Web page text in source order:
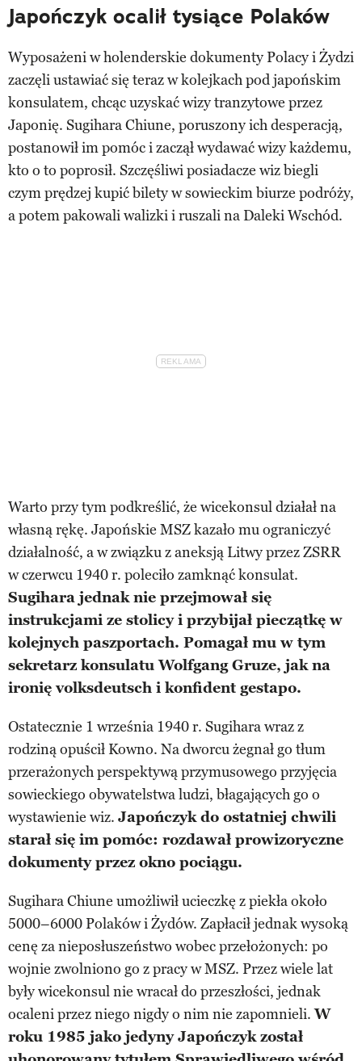
Japończyk ocalił tysiące Polaków
Wyposażeni w holenderskie dokumenty Polacy i Żydzi
zaczęli ustawiać się teraz w kolejkach pod japońskim
konsulatem, chcąc uzyskać wizy tranzytowe przez
Japonię. Sugihara Chiune, poruszony ich desperacją,
postanowił im pomóc i zaczął wydawać wizy każdemu,
kto o to poprosił. Szczęśliwi posiadacze wiz biegli
czym prędzej kupić bilety w sowieckim biurze podróży,
a potem pakowali walizki i ruszali na Daleki Wschód.
Warto przy tym podkreślić, że wicekonsul działał na
własną rękę. Japońskie MSZ kazało mu ograniczyć
działalność, a w związku z aneksją Litwy przez ZSRR
w czerwcu 1940 r. poleciło zamknąć konsulat.
Sugihara jednak nie przejmował się
instrukcjami ze stolicy i przybijał pieczątkę w
kolejnych paszportach. Pomagał mu w tym
sekretarz konsulatu Wolfgang Gruze, jak na
ironię volksdeutsch i konfident gestapo.
Ostatecznie 1 września 1940 r. Sugihara wraz z
rodziną opuścił Kowno. Na dworcu żegnał go tłum
przerażonych perspektywą przymusowego przyjęcia
sowieckiego obywatelstwa ludzi, błagających go o
wystawienie wiz. Japończyk do ostatniej chwili
starał się im pomóc: rozdawał prowizoryczne
dokumenty przez okno pociągu.
Sugihara Chiune umożliwił ucieczkę z piekła około
5000–6000 Polaków i Żydów. Zapłacił jednak wysoką
cenę za nieposłuszeństwo wobec przełożonych: po
wojnie zwolniono go z pracy w MSZ. Przez wiele lat
były wicekonsul nie wracał do przeszłości, jednak
ocaleni przez niego nigdy o nim nie zapomnieli.W
roku 1985 jako jedyny Japończyk został